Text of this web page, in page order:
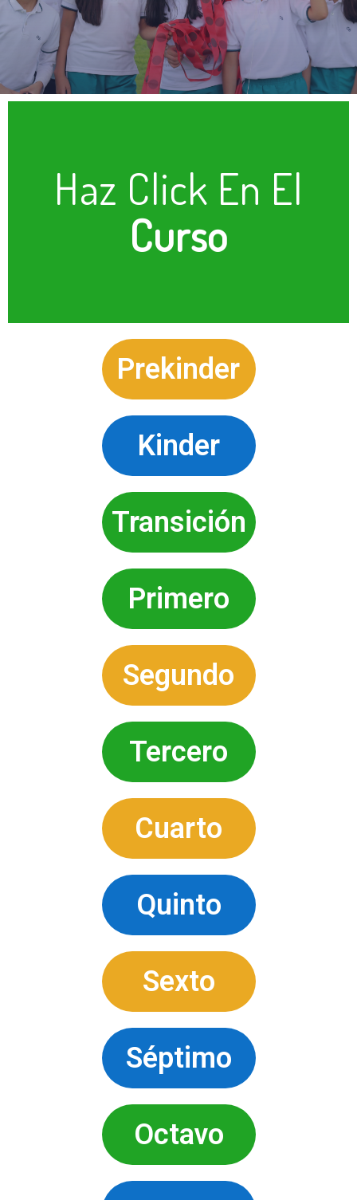
Haz Click En El
Curso
Prekinder
Kinder
Transición
Primero
Segundo
Tercero
Cuarto
Quinto
Sexto
Séptimo
Octavo